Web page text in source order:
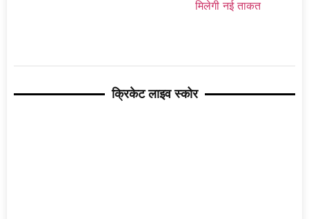
क्रिकेट लाइव स्कोर